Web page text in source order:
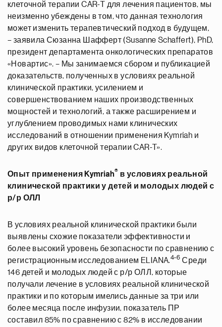
клеточной терапии CAR-T для лечения пациентов, мы
неизменно убеждены в том, что данная технология
может изменить терапевтический подход в будущем,
– заявила Сюзанна Шафферт (Susanne Schaffert), PhD,
президент департамента онкологических препаратов
«Новартис». – Мы занимаемся сбором и публикацией
доказательств, полученных в условиях реальной
клинической практики, усилением и
совершенствованием наших производственных
мощностей и технологий, а также расширением и
углублением проводимых нами клинических
исследований в отношении применения Kymriah и
других видов клеточной терапии CAR-T».
Опыт применения Kymriah® в условиях реальной
клинической практики у детей и молодых людей с
р/р ОЛЛ
В условиях реальной клинической практики были
выявлены схожие показатели эффективности и
более высокий уровень безопасности по сравнению с
регистрационным исследованием ELIANA.4-6 Среди
146 детей и молодых людей с р/р ОЛЛ, которые
получали лечение в условиях реальной клинической
практики и по которым имелись данные за три или
более месяца после инфузии, показатель ПР
составил 85% по сравнению с 82% в исследовании